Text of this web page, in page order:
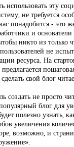
использовать эту
не требуется
понадобится - это
и
никто из только
не
ресурса. На
свой блог
создать не просто
блог для
полезно узнать,
увеличения
возможно, и